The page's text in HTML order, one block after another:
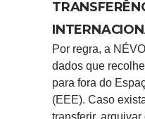
Por regra, a
dados que
para fora do
(EEE). Caso
transferir,